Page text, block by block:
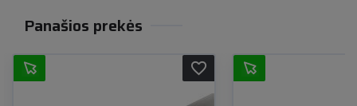
Panašios prekės
favorite_border